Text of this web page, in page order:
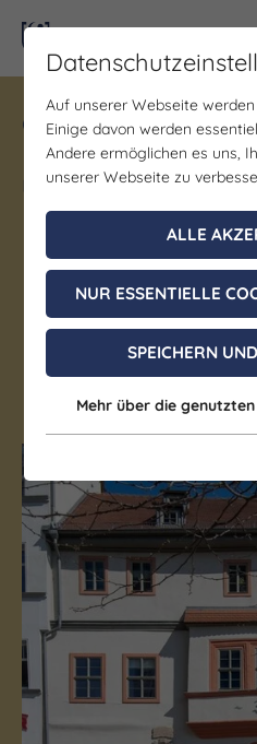
Gewinne ein Blind
Unstrut! Teilnahme
möglich.
Haus
Auf unserer Webseite
Einige davon werden
Andere ermöglichen es uns,
unserer Webseite zu
ALLE
NUR ESSENTIELLE
SPEICHERN UND
Mehr über die